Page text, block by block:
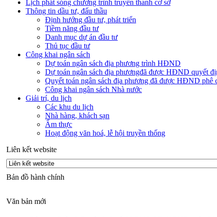
Lịch phát sóng chương trình truyền thanh cơ sở
Thông tin dầu tư, đấu thầu
Định hướng đầu tư, phát triển
Tiềm năng đầu tư
Danh mục dự án đầu tư
Thủ tục đầu tư
Công khai ngân sách
Dự toán ngân sách địa phương trình HĐND
Dự toán ngân sách địa phươngđã được HĐND quyết
Quyết toán ngân sách địa phương đã được HĐND phê
Công khai ngân sách Nhà nước
Giải trí, du lịch
Các khu du lịch
Nhà hàng, khách sạn
Ẩm thực
Hoạt động văn hoá, lễ hội truyền thống
Liên kết website
Bản đồ hành chính
Văn bản mới